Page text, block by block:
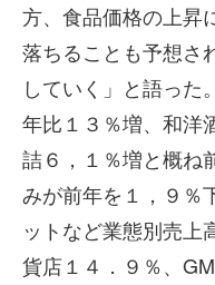
方、食品価格の上昇
落ちることも予想さ
していく」と語った
年比１３％増、和洋
詰６，１％増と概ね
みが前年を１，９％
ットなど業態別売上
貨店１４．９％、